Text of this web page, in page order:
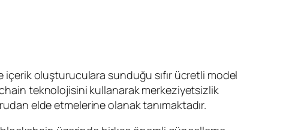
içerik oluşturuculara sunduğu sıfır ücretli model
teknolojisini kullanarak merkeziyetsizlik
elde etmelerine olanak tanımaktadır.